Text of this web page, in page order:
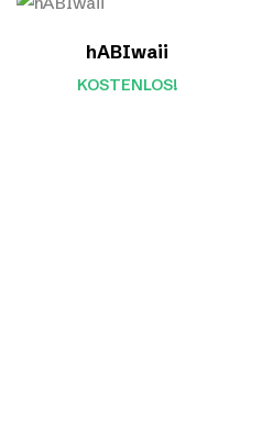
hABIwaii
KOSTENLOS!